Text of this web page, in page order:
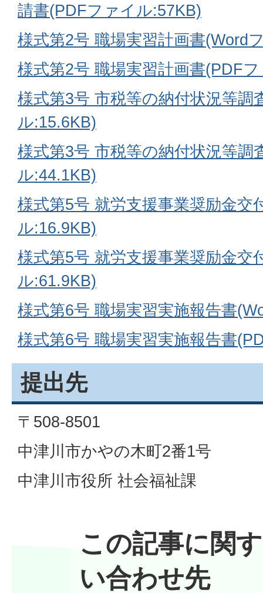
請書(PDFファイル:57KB)
様式第2号 職場実習計画書(Word
様式第2号 職場実習計画書(PDF
様式第3号 市税等の納付状況等調
ル:15.6KB)
様式第3号 市税等の納付状況等調
ル:44.1KB)
様式第5号 就労支援事業奨励金交
ル:16.9KB)
様式第5号 就労支援事業奨励金交
ル:61.9KB)
様式第6号 職場実習実施報告書
様式第6号 職場実習実施報告書
提出先
〒508-8501
中津川市かやの木町2番1号
中津川市役所 社会福祉課
この記事に関
い合わせ先